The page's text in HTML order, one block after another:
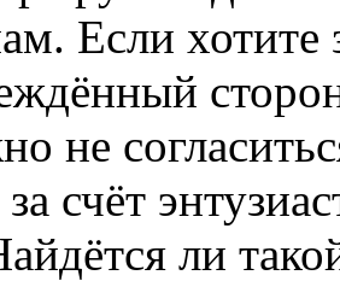
Если
не
счёт
ли